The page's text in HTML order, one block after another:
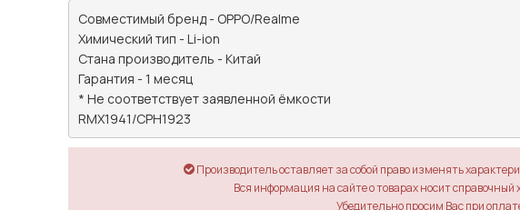
Совместимый бренд - OPPO/Realme
Химический тип - Li-ion
Стана производитель - Китай
Гарантия - 1 месяц
* Не соответствует заявленной ёмкости
RMX1941/CPH1923
Производитель оставляет за собой право изменять
Вся информация на сайте о товарах носит справочный
Убедительно просим Вас при